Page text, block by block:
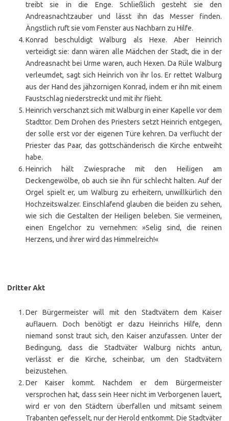
treibt sie in die Enge. Schließlich gesteht sie den
Andreasnachtzauber und lässt ihn das Messer finden.
Ängstlich ruft sie vom Fenster aus Nachbarn zu Hilfe.
Konrad beschuldigt Walburg als Hexe. Aber Heinrich
verteidigt sie: dann wären alle Mädchen der Stadt, die in der
Andreasnacht bei Urme waren, auch Hexen. Da Rüle Walburg
verleumdet, sagt sich Heinrich von ihr los. Er rettet Walburg
aus der Hand des jähzornigen Konrad, indem er ihn mit einem
Faustschlag niederstreckt und mit ihr flieht.
Heinrich verschanzt sich mit Walburg in einer Kapelle vor dem
Stadttor. Dem Drohen des Priesters setzt Heinrich entgegen,
der solle erst vor der eigenen Türe kehren. Da verflucht der
Priester das Paar, das gottschänderisch die Kirche entweiht
habe.
Heinrich hält Zwiesprache mit den Heiligen am
Deckengewölbe, ob auch sie ihn für schlecht halten. Auf der
Orgel spielt er, um Walburg zu erheitern, unwillkürlich den
Hochzeitswalzer. Einschlafend glauben die beiden zu sehen,
wie sich die Gestalten der Heiligen beleben. Sie vermeinen,
einen Engelchor zu vernehmen: »Selig sind, die reinen
Herzens, und ihrer wird das Himmelreich!«
Dritter Akt
Der Bürgermeister will mit den Stadtvätern dem Kaiser
auflauern. Doch benötigt er dazu Heinrichs Hilfe, denn
niemand sonst traut sich, den Kaiser anzufassen. Unter der
Bedingung, dass die Stadtväter Walburg nichts antun,
verlässt er die Kirche, scheinbar, um den Stadtvätern
beizustehen.
Der Kaiser kommt. Nachdem er dem Bürgermeister
versprochen hat, dass sein Heer nicht im Verborgenen lauert,
wird er von den Städtern überfallen und mitsamt seinem
Trabanten gefesselt, nur der Herold entkommt. Die Stadtväter